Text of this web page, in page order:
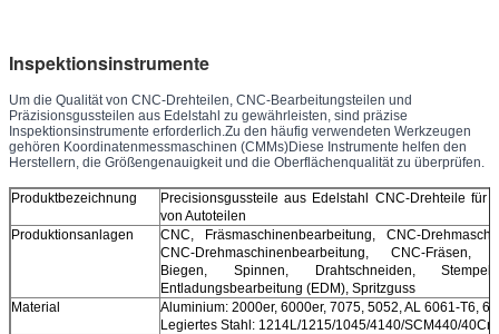
Inspektionsinstrumente
Um die Qualität von CNC-Drehteilen, CNC-Bearbeitungsteilen und
Präzisionsgussteilen aus Edelstahl zu gewährleisten, sind präzise
Inspektionsinstrumente erforderlich.Zu den häufig verwendeten Werkzeugen
gehören Koordinatenmessmaschinen (CMMs)Diese Instrumente helfen den
Herstellern, die Größengenauigkeit und die Oberflächenqualität zu überprüfen.
Produktbezeichnung
Precisionsgussteile aus Edelstahl CNC-Drehteile für
von Autoteilen
Produktionsanlagen
CNC, Fräsmaschinenbearbeitung, CNC-
CNC-Drehmaschinenbearbeitung, CNC-Fräsen,
Biegen, Spinnen, Drahtschneiden,
Entladungsbearbeitung (EDM), Spritzguss
Material
Aluminium: 2000er, 6000er, 7075, 5052, AL 6061-T6,
Legiertes Stahl: 1214L/1215/1045/4140/SCM440/